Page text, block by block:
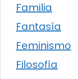
Familia
Fantasía
Feminismo
Filosofía